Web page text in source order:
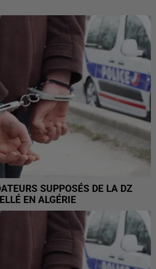
SUPPOSÉS DE LA DZ
EN ALGÉRIE